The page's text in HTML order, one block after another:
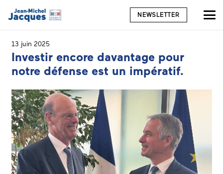
NEWSLETTER
13 juin 2025
Investir encore davantage pour
notre défense est un impératif.